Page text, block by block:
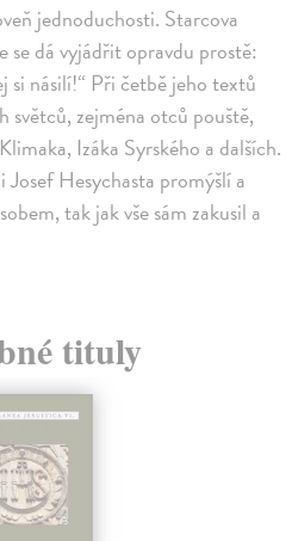
jednoduchosti. Starcova
se dá vyjádřit opravdu prostě:
si násilí!“ Při četbě jeho textů
světců, zejména otců pouště,
Izáka Syrského a dalších.
Hesychasta promýšlí a
tak jak vše sám zakusil a
tituly